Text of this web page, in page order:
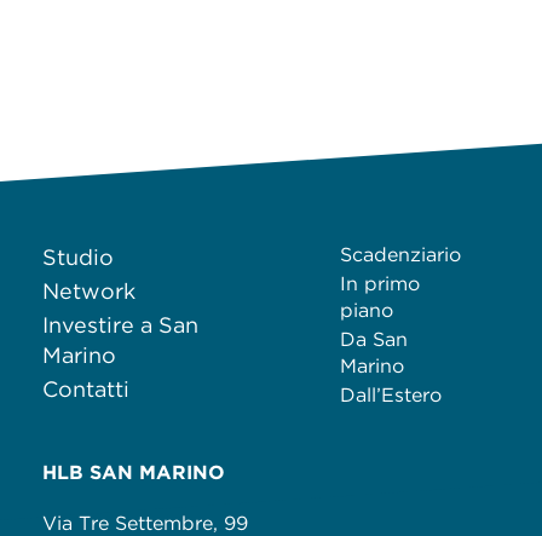
Studio
Network
Investire a San
Marino
Contatti
Scadenziario
In primo
piano
Da San
Marino
Dall’Estero
HLB SAN MARINO
Via Tre Settembre, 99